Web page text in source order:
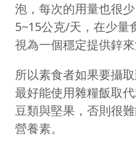
泡，每次的用量也很
5~15公克/天，在少量
視為一個穩定提供鋅來
所以素食者如果要攝
最好能使用雜糧飯取
豆類與堅果，否則很
營養素。